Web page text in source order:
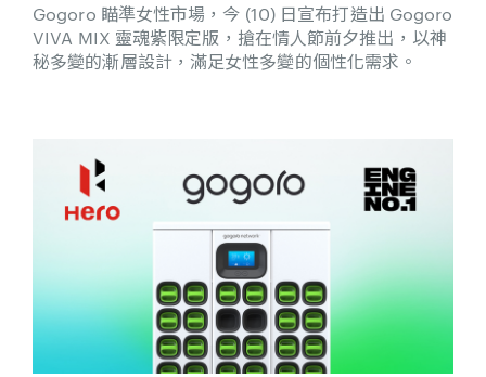
Gogoro 瞄準女性市場，今 (10) 日宣布打造出 Gogoro
VIVA MIX 靈魂紫限定版，搶在情人節前夕推出，以神
秘多變的漸層設計，滿足女性多變的個性化需求。